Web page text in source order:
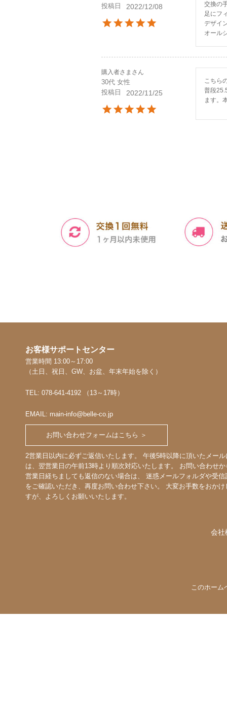
投稿日
2022/12/08
交換の
足にフ
デザイ
オール
購入者さま
30代 女性
投稿日
2022/11/25
こちら
普段
ます。
お客様サポートセンター
営業時間 13:00～17:00
（土日、祝日、GW、お盆、年末年始を除く）
TEL: 078-641-4192 （13～17時）
EMAIL: main-info@belle-co.jp
お問い合わせフォームはこちら ＞
2営業日以内に必ずご返信いたします。 午後5時以降に頂いたメール
は、翌営業日の午前13時より順次対応いたします。 お問い合わせか
営業日経ちましても返信のない場合は、 迷惑メールフォルダや受信
をご確認いただき、再度お問い合わせ下さい。 大変お手数をおかけ
すが、よろしくお願いいたします。
会社
このホーム